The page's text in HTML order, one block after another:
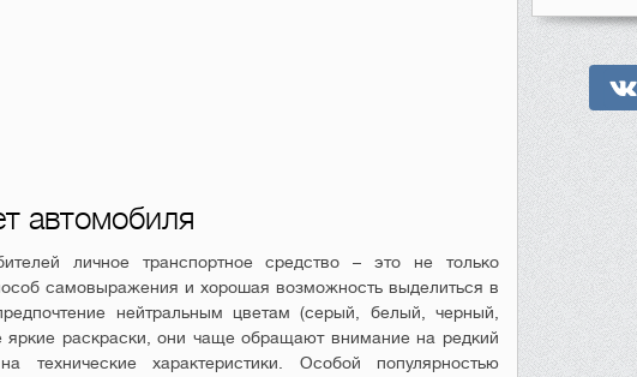
автомобиля
личное транспортное средство – это не только
самовыражения и хорошая возможность выделиться в
нейтральным цветам (серый, белый, черный,
раскраски, они чаще обращают внимание на редкий
технические характеристики. Особой популярностью